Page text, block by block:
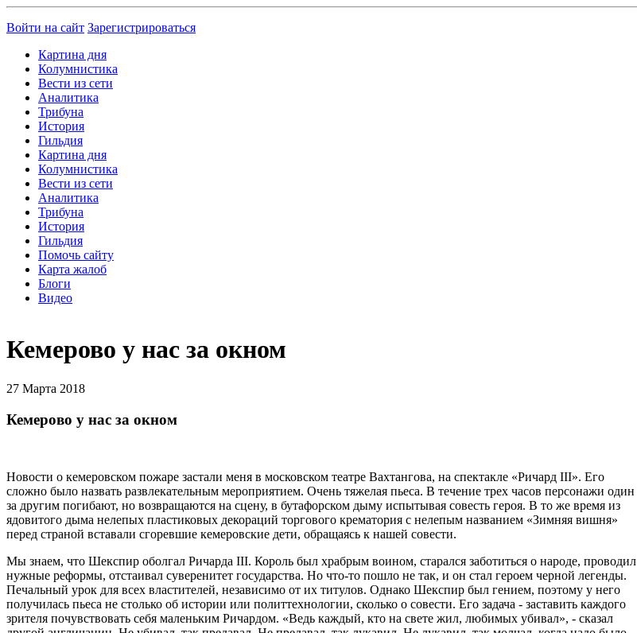
Войти на сайт Зарегистрироваться
Картина дня
Колумнистика
Вести из сети
Аналитика
Трибуна
История
Гильдия
Картина дня
Колумнистика
Вести из сети
Аналитика
Трибуна
История
Гильдия
Помочь сайту
Карта жалоб
Блоги
Видео
Кемерово у нас за окном
27 Марта 2018
Кемерово у нас за окном
Новости о кемеровском пожаре застали меня в московском театре Вахтангова, на спектакле «Ричард III». Его
сложно было назвать развлекательным мероприятием. Очень тяжелая пьеса. В течение трех часов персонажи один
за другим погибают, но возвращаются на сцену, в бутафорском дыму испытывая совесть героя. В то же время из
ядовитого дыма нелепых пластиковых декораций торгового крематория с нелепым названием «Зимняя вишня»
перед страной вставали сгоревшие кемеровские дети, обращаясь к нашей совести.
Мы знаем, что Шекспир оболгал Ричарда III. Король был храбрым воином, старался заботиться о народе, проводил
нужные реформы, отстаивал суверенитет государства. Но что-то пошло не так, и он стал героем черной легенды.
Печальный урок для всех властителей, независимо от их титулов. Однако Шекспир был гением, поэтому у него
получилась пьеса не столько об истории или политтехнологии, сколько о совести. Его задача - заставить каждого
зрителя почувствовать себя маленьким Ричардом. «Ведь каждый, кто на свете жил, любимых убивал», - сказал